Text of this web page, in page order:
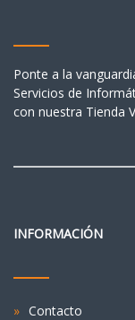
Ponte a la
Servicios de
con nuestra Tienda
INFORMACIÓN
Contacto